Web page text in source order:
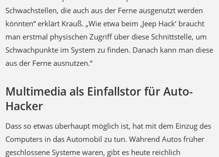
man erstmal physischen Zugriff über diese Schnittstelle, um
Schwachpunkte im System zu finden. Danach kann man diese
aus der Ferne ausnutzen.“
Multimedia als Einfallstor für Auto-
Dass so etwas überhaupt möglich ist, hat mit dem Einzug des
Computers in das Automobil zu tun. Während Autos früher
geschlossene Systeme waren, gibt es heute reichlich
Eintrittspforten. Zum Beispiel ist es mittlerweile Standard,
sein Smartphone via Bluetooth mit dem Auto zu verbinden –